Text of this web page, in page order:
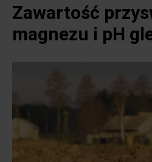
Zawartość
magnezu i pH